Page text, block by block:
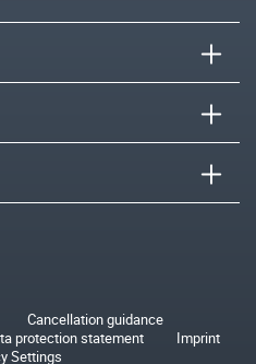
Cancellation guidance
protection statement
Imprint
Settings